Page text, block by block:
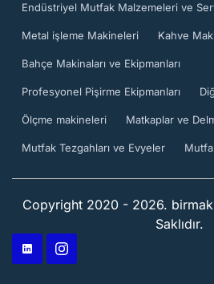
Endüstriyel Mutfak Malzemeleri ve
Metal işleme Makineleri Kahve
Bahçe Makinaları ve Ekipmanları
Profesyonel Pişirme Ekipmanları
Ölçme makineleri Matkaplar ve
Mutfak Tezgahları ve Evyeler
Copyright 2020 - 2026.
Saklıdır.